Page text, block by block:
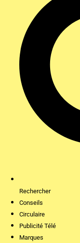
Rechercher
Conseils
Circulaire
Publicité Télé
Marques